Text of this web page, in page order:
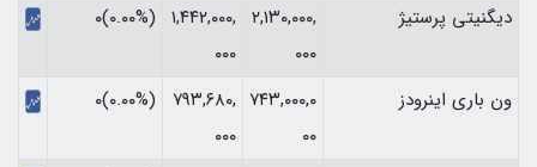
دیگنیتی پرستیژ
۲,۱۳۰,۰۰۰,
۰۰۰
۱,۴۴۲,۰۰۰,
۰۰۰
(۰.۰۰%)۰
ون باری اینرودز
۷۴۳,۰۰۰,۰
۰۰
۷۹۳,۶۸۰,
۰۰۰
(۰.۰۰%)۰